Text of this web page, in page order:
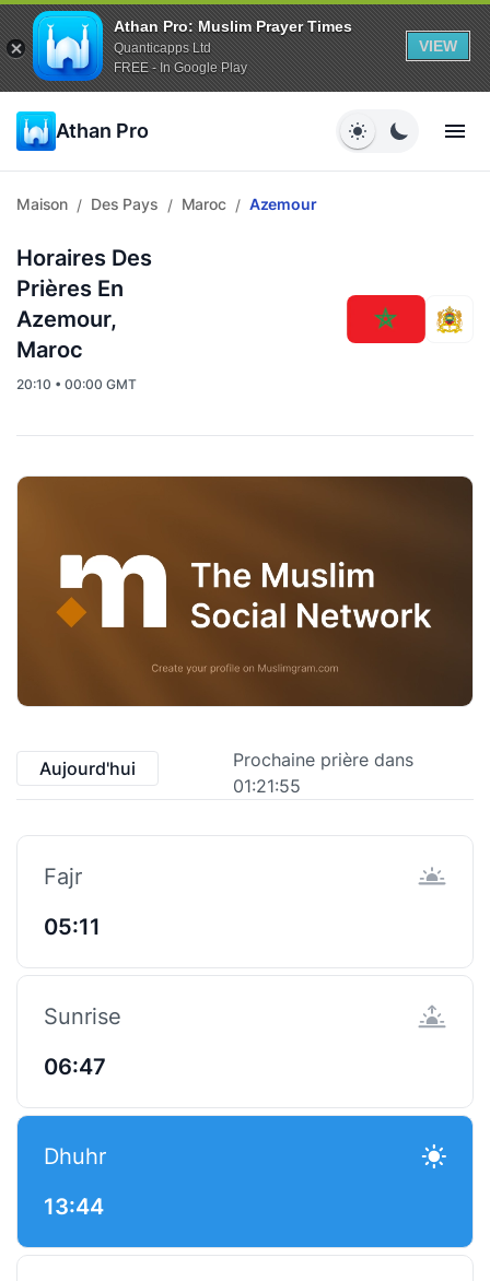
Athan Pro: Muslim Prayer Times
Quanticapps Ltd
FREE - In Google Play
VIEW
Athan Pro
Maison / Des Pays / Maroc / Azemour
Horaires Des
Prières En
Azemour,
Maroc
20:10 • 00:00 GMT
Aujourd'hui
Prochaine prière dans
01:21:54
Fajr
05:11
Sunrise
06:47
Dhuhr
13:44